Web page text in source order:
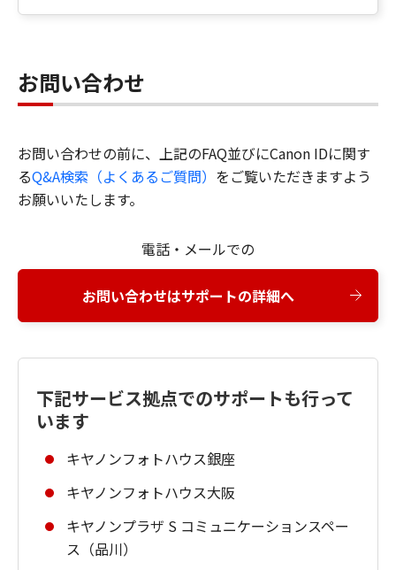
お問い合わせ
お問い合わせの前に、上記のFAQ並びにCanon IDに関す
るQ&A検索（よくあるご質問） をご覧いただきますよう
お願いいたします。
電話・メールでの
お問い合わせはサポートの詳細へ
下記サービス拠点でのサポートも行って
います
キヤノンフォトハウス銀座
キヤノンフォトハウス大阪
キヤノンプラザ S コミュニケーションスペー
ス（品川）